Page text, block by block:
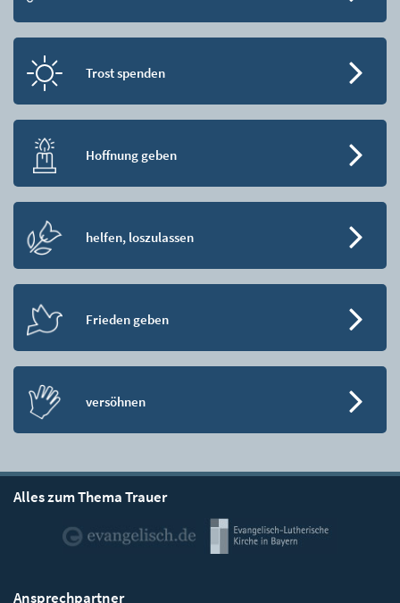
Trost spenden
Hoffnung geben
helfen, loszulassen
Frieden geben
versöhnen
Alles zum Thema Trauer
Ansprechpartner